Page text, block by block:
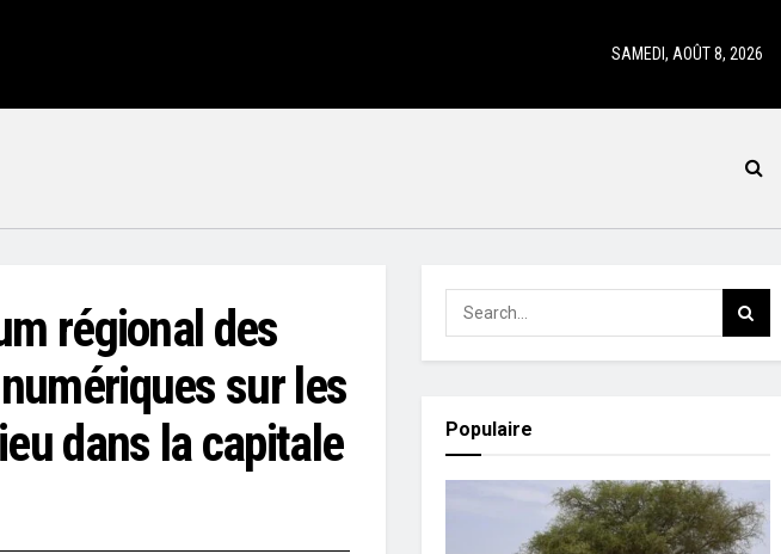
SAMEDI, AOÛT 8, 2026
régional des
sur les
dans la capitale
Populaire